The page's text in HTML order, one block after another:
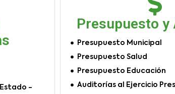
-
Presupuesto
Presupuesto Municipal
Presupuesto Salud
Presupuesto Educación
Auditorías al Ejercicio